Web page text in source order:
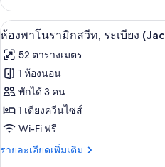
เกี่ยว
กับ
ห้อง
ท,
วิว
คลอง
เปิด
ภาพถ่าย
ทั้งหมด
ของ
ห้อง
พา
โน
5
ห้องพาโนรามิกสวีท, ระเบียง
52 ตารางเมตร
1 ห้องนอน
พักได้ 3 คน
1 เตียงควีนไซส์
Wi-Fi ฟรี
รายละเอียดเพิ่มเติม
ราย